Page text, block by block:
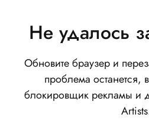
Не удалось
Обновите браузер и
проблема останется,
блокировщик рекламы и